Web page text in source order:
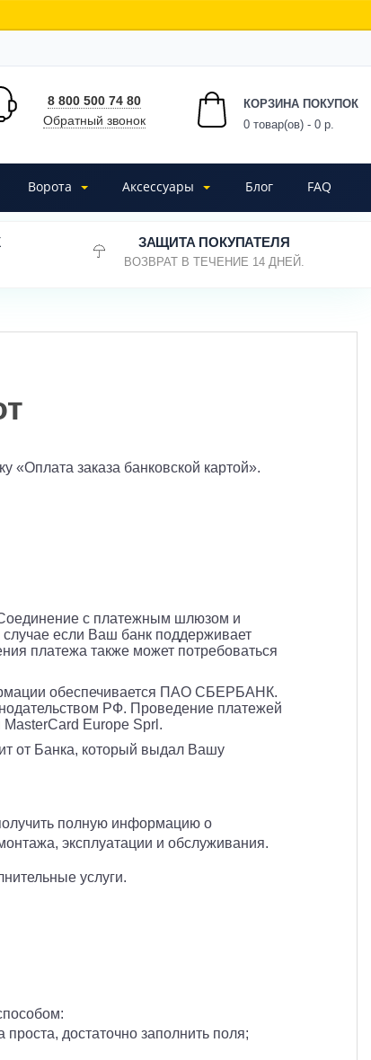
8 800 500 74 80
Обратный звонок
КОРЗИНА ПОКУПОК
0 товар(ов) - 0 р.
Ворота Аксессуары Блог FAQ
ЗАЩИТА ПОКУПАТЕЛЯ
ВОЗВРАТ В ТЕЧЕНИЕ 14 ДНЕЙ.
заказа банковской картой».
с платежным шлюзом и
если Ваш банк поддерживает
платежа также может потребоваться
обеспечивается ПАО СБЕРБАНК.
РФ. Проведение платежей
Europe Sprl.
от Банка, который выдал Вашу
полную информацию о
эксплуатации и обслуживания.
услуги.
достаточно заполнить поля;